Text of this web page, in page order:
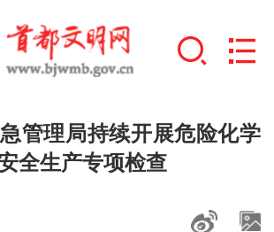
管理局持续开展危险化学
全生产专项检查